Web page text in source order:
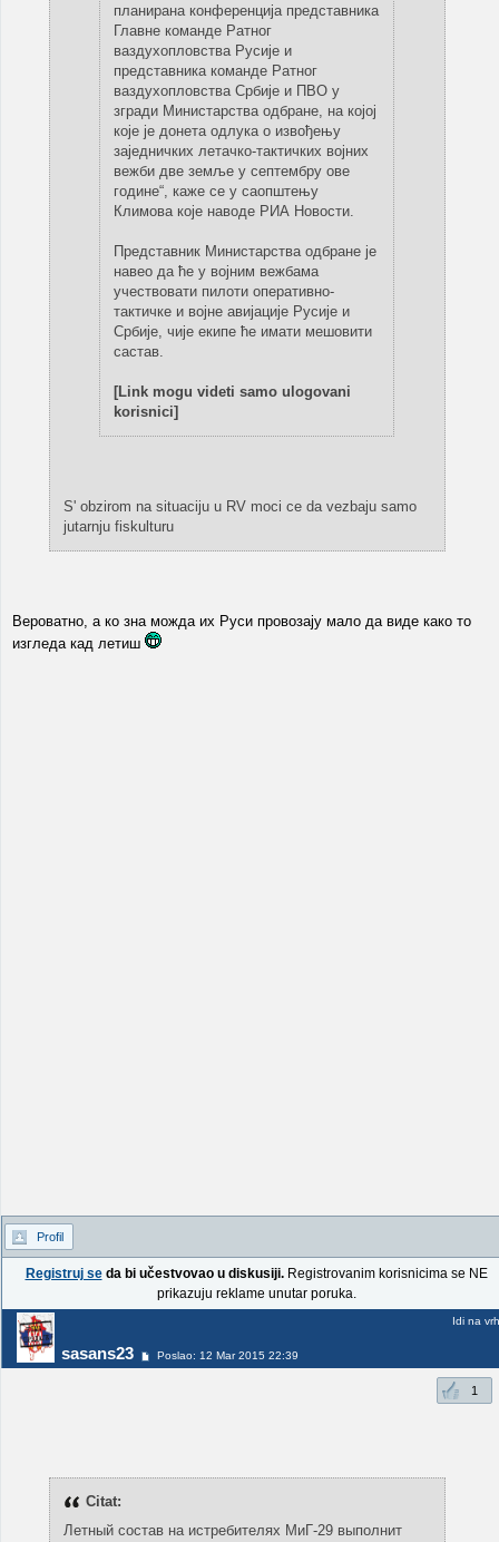
планирана конференција представника
Главне команде Ратног
ваздухопловства Русије и
представника команде Ратног
ваздухопловства Србије и ПВО у
згради Министарства одбране, на којој
које је донета одлука о извођењу
заједничких летачко-тактичких војних
вежби две земље у септембру ове
године“, каже се у саопштењу
Климова које наводе РИА Новости.
Представник Министарства одбране је
навео да ће у војним вежбама
учествовати пилоти оперативно-
тактичке и војне авијације Русије и
Србије, чије екипе ће имати мешовити
састав.
[Link mogu videti samo ulogovani
korisnici]
S' obzirom na situaciju u RV moci ce da vezbaju samo
jutarnju fiskulturu
Вероватно, а ко зна можда их Руси провозају мало да виде како то
изгледа кад летиш
Profil
Registruj seda bi učestvovao u diskusiji.Registrovanim korisnicima se NE
prikazuju reklame unutar poruka.
sasans23 Poslao: 12 Mar 2015 22:39
Idi na vrh
1
Citat:
Летный состав на истребителях МиГ-29 выполнит